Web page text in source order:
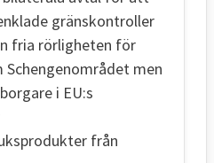
gränskontroller
fria rörligheten för
Schengenområdet men
i EU:s
från